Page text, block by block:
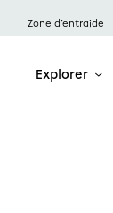
Zone d’entraide
Explorer